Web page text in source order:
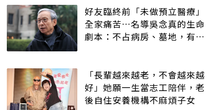
好友臨終前「未做預立醫療」
全家痛苦…名導吳念真的生命
劇本：不占病房、墓地，有人
「長輩越來越老，不會越來越
好」她願一生當志工陪伴，老
後自住安養機構不麻煩子女